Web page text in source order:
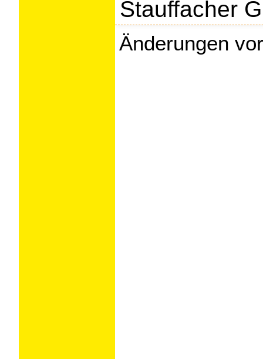
Stauffacher
Änderungen